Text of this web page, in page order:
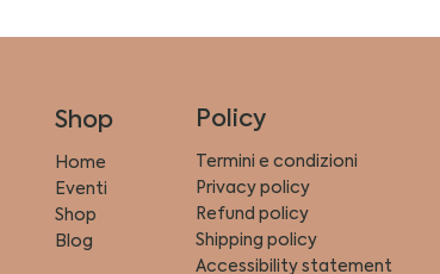
Shop
Home
Eventi
Shop
Blog
Policy
Termini e condizioni
Privacy policy
Refund policy
Shipping policy
Accessibility statement